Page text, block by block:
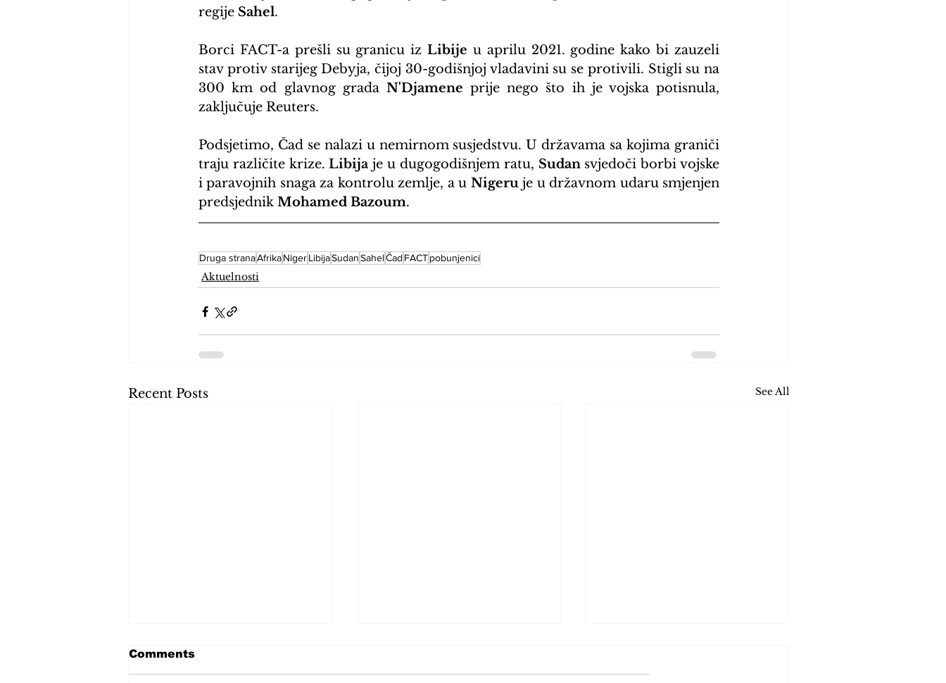
regije Sahel.
Borci FACT-a prešli su granicu iz Libije u aprilu 2021. godine kako bi zauzeli
stav protiv starijeg Debyja, čijoj 30-godišnjoj vladavini su se protivili. Stigli su na
300 km od glavnog grada N'Djamene prije nego što ih je vojska potisnula,
zaključuje Reuters.
Podsjetimo, Čad se nalazi u nemirnom susjedstvu. U državama sa kojima graniči
traju različite krize. Libija je u dugogodišnjem ratu, Sudan svjedoči borbi vojske
i paravojnih snaga za kontrolu zemlje, a u Nigeru je u državnom udaru smjenjen
predsjednik Mohamed Bazoum.
Druga stranaAfrikaNigerLibijaSudanSahelČad FACTpobunjenici
Aktuelnosti
Recent Posts See All
Comments